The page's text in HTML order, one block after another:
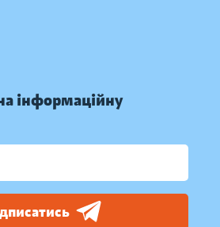
інформаційну